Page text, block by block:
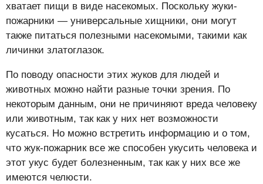
хватает пищи в виде насекомых. Поскольку жуки-
пожарники — универсальные хищники, они могут
также питаться полезными насекомыми, такими как
личинки златоглазок.
По поводу опасности этих жуков для людей и
животных можно найти разные точки зрения. По
некоторым данным, они не причиняют вреда человеку
или животным, так как у них нет возможности
кусаться. Но можно встретить информацию и о том,
что жук-пожарник все же способен укусить человека и
этот укус будет болезненным, так как у них все же
имеются челюсти.